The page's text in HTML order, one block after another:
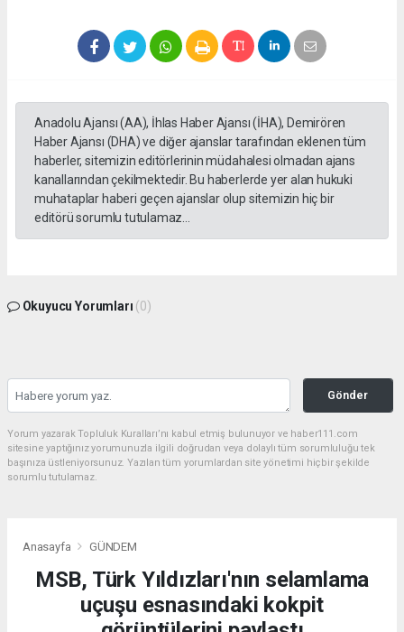
Anadolu Ajansı (AA), İhlas Haber Ajansı (İHA), Demirören
Haber Ajansı (DHA) ve diğer ajanslar tarafından eklenen tüm
haberler, sitemizin editörlerinin müdahalesi olmadan ajans
kanallarından çekilmektedir. Bu haberlerde yer alan hukuki
muhataplar haberi geçen ajanslar olup sitemizin hiç bir
editörü sorumlu tutulamaz...
Okuyucu Yorumları (0)
Gönder
Yorum yazarak Topluluk Kuralları’nı kabul etmiş bulunuyor ve haber111.com
sitesine yaptığınız yorumunuzla ilgili doğrudan veya dolaylı tüm sorumluluğu tek
başınıza üstleniyorsunuz. Yazılan tüm yorumlardan site yönetimi hiçbir şekilde
sorumlu tutulamaz.
Anasayfa GÜNDEM
MSB, Türk Yıldızları'nın selamlama
uçuşu esnasındaki kokpit